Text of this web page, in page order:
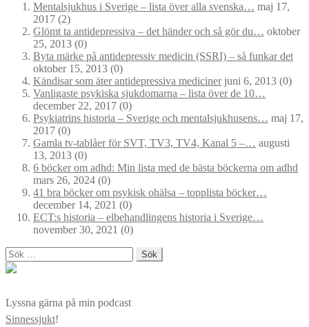
Mentalsjukhus i Sverige – lista över alla svenska… maj 17,
2017 (2)
Glömt ta antidepressiva – det händer och så gör du… oktober
25, 2013 (0)
Byta märke på antidepressiv medicin (SSRI) – så funkar det
oktober 15, 2013 (0)
Kändisar som äter antidepressiva medicinerjuni 6, 2013 (0)
Vanligaste psykiska sjukdomarna – lista över de 10…
december 22, 2017 (0)
Psykiatrins historia – Sverige och mentalsjukhusens… maj 17,
2017 (0)
Gamla tv-tablåer för SVT, TV3, TV4, Kanal 5 –… augusti
13, 2013 (0)
6 böcker om adhd: Min lista med de bästa böckerna om adhd
mars 26, 2024 (0)
41 bra böcker om psykisk ohälsa – topplista böcker…
december 14, 2021 (0)
ECT:s historia – elbehandlingens historia i Sverige…
november 30, 2021 (0)
Sök
efter:
Lyssna gärna på min podcast
Sinnessjukt!